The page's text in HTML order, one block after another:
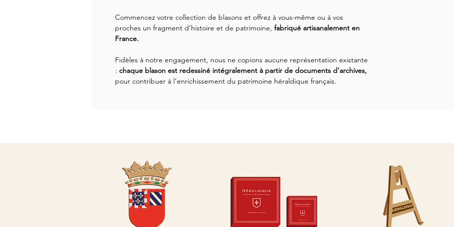
Commencez votre collection de blasons et offrez à vous-même ou à vos
proches un fragment d’histoire et de patrimoine, fabriqué artisanalement en
France.
Fidèles à notre engagement, nous ne copions aucune représentation existante
: chaque blason est redessiné intégralement à partir de documents d’archives,
pour contribuer à l’enrichissement du patrimoine héraldique français.